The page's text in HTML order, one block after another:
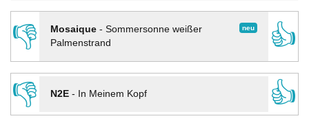
👎
neu
Mosaique- Sommersonne weißer
Palmenstrand
👍
👎
N2E- In Meinem Kopf
👍